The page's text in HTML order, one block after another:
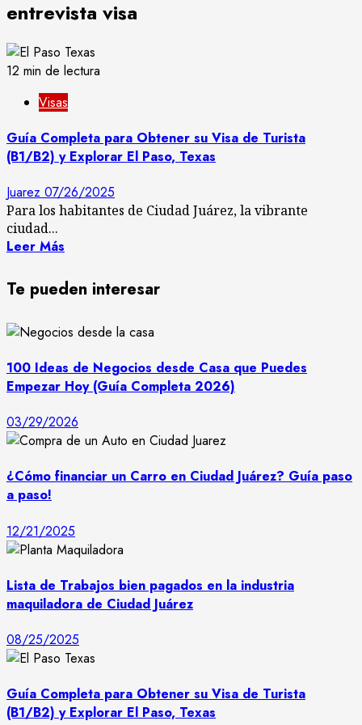
entrevista visa
12 min de lectura
Visas
Guía Completa para Obtener su Visa de Turista
(B1/B2) y Explorar El Paso, Texas
Juarez 07/26/2025
Para los habitantes de Ciudad Juárez, la vibrante
ciudad...
Leer Más
Te pueden interesar
100 Ideas de Negocios desde Casa que Puedes
Empezar Hoy (Guía Completa 2026)
03/29/2026
¿Cómo financiar un Carro en Ciudad Juárez? Guía paso
a paso!
12/21/2025
Lista de Trabajos bien pagados en la industria
maquiladora de Ciudad Juárez
08/25/2025
Guía Completa para Obtener su Visa de Turista
(B1/B2) y Explorar El Paso, Texas